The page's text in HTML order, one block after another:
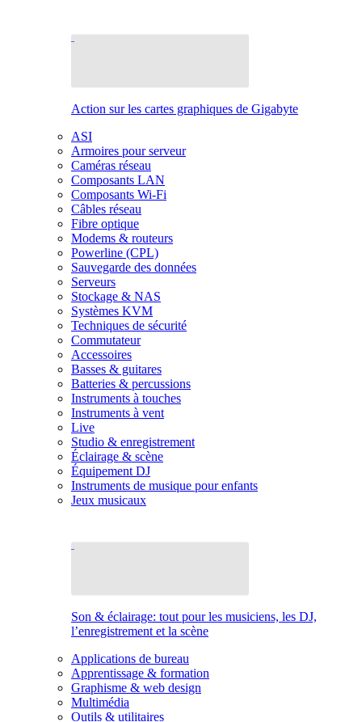
Action sur les cartes graphiques de Gigabyte
ASI
Armoires pour serveur
Caméras réseau
Composants LAN
Composants Wi-Fi
Câbles réseau
Fibre optique
Modems & routeurs
Powerline (CPL)
Sauvegarde des données
Serveurs
Stockage & NAS
Systèmes KVM
Techniques de sécurité
Commutateur
Accessoires
Basses & guitares
Batteries & percussions
Instruments à touches
Instruments à vent
Live
Studio & enregistrement
Éclairage & scène
Équipement DJ
Instruments de musique pour enfants
Jeux musicaux
Son & éclairage: tout pour les musiciens, les DJ,
l’enregistrement et la scène
Applications de bureau
Apprentissage & formation
Graphisme & web design
Multimédia
Outils & utilitaires